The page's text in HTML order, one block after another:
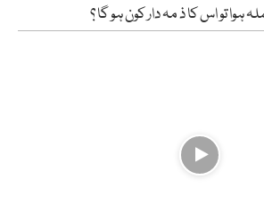
ہوا تو اس کا ذ مہ دار کون ہو گا ؟